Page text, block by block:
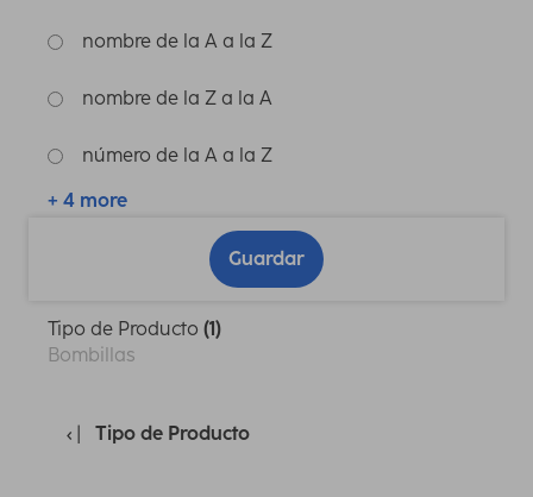
nombre de la A a la Z
nombre de la Z a la A
número de la A a la Z
+ 4 more
Guardar
Tipo de Producto (1)
Bombillas
Tipo de Producto